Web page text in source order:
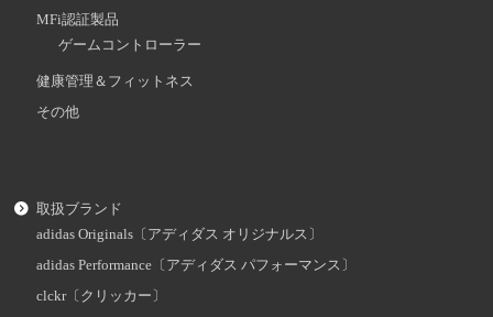
MFi認証製品
ゲームコントローラー
健康管理＆フィットネス
その他
取扱ブランド
adidas Originals〔アディダス オリジナルス〕
adidas Performance〔アディダス パフォーマンス〕
clckr〔クリッカー〕